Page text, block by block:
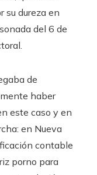
su dureza en
del 6 de
de
haber
este caso y en
en Nueva
contable
porno para